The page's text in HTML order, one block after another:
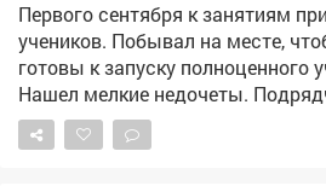
Первого сентября к занятиям
учеников. Побывал на месте,
готовы к запуску полноценного
Нашел мелкие недочеты.
замечания к сведению. К
открытия все исправят. На этой неделе приступаем к